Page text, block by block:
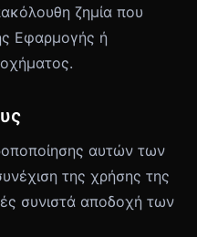
ζημία που
Εφαρμογής ή
αυτών των
της χρήσης της
συνιστά αποδοχή των